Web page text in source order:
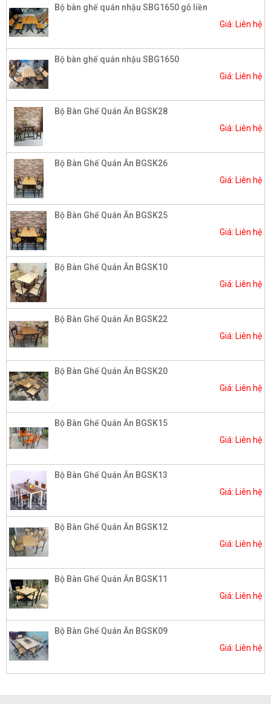
Bộ bàn ghế quán nhậu SBG1650 gỗ liền
Giá: Liên hệ
Bộ bàn ghế quán nhậu SBG1650
Giá: Liên hệ
Bộ Bàn Ghế Quán Ăn BGSK28
Giá: Liên hệ
Bộ Bàn Ghế Quán Ăn BGSK26
Giá: Liên hệ
Bộ Bàn Ghế Quán Ăn BGSK25
Giá: Liên hệ
Bộ Bàn Ghế Quán Ăn BGSK10
Giá: Liên hệ
Bộ Bàn Ghế Quán Ăn BGSK22
Giá: Liên hệ
Bộ Bàn Ghế Quán Ăn BGSK20
Giá: Liên hệ
Bộ Bàn Ghế Quán Ăn BGSK15
Giá: Liên hệ
Bộ Bàn Ghế Quán Ăn BGSK13
Giá: Liên hệ
Bộ Bàn Ghế Quán Ăn BGSK12
Giá: Liên hệ
Bộ Bàn Ghế Quán Ăn BGSK11
Giá: Liên hệ
Bộ Bàn Ghế Quán Ăn BGSK09
Giá: Liên hệ